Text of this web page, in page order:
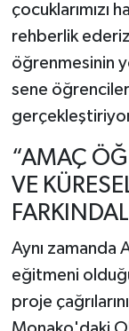
çocuklarımızı
rehberlik
öğrenmesinin
sene
“AMAÇ
VE
Aynı zamanda
eğitmeni
proje